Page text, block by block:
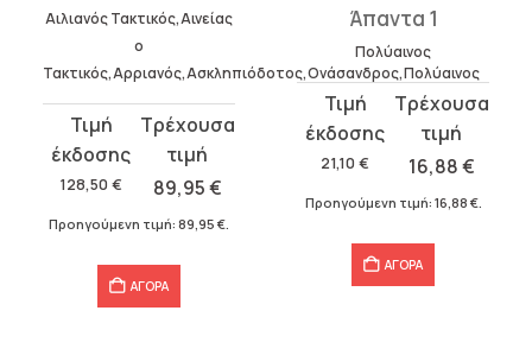
Αιλιανός Τακτικός,Αινείας
ο
Τακτικός,Αρριανός,Ασκληπιόδοτος,Ονάσανδρος,Πολύαινος
128,50 €
Original
price
was:
128,50 €.
89,95€
τρέχουσα
τιμή
είναι:
Προηγούμενη τιμή: 89,95 €.
ΑΓΟΡΑ
Άπαντα 1
Πολύαινος
21,10 €
Original
price
was:
21,10 €.
16,88€
τρέχουσα
τιμή
είναι:
Προηγούμενη τιμή: 16,88 €.
ΑΓΟΡΑ